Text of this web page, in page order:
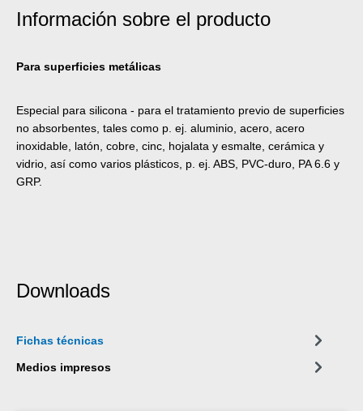
Información sobre el producto
Para superficies metálicas
Especial para silicona - para el tratamiento previo de superficies
no absorbentes, tales como p. ej. aluminio, acero, acero
inoxidable, latón, cobre, cinc, hojalata y esmalte, cerámica y
vidrio, así como varios plásticos, p. ej. ABS, PVC-duro, PA 6.6 y
GRP.
Downloads
Fichas técnicas
Medios impresos